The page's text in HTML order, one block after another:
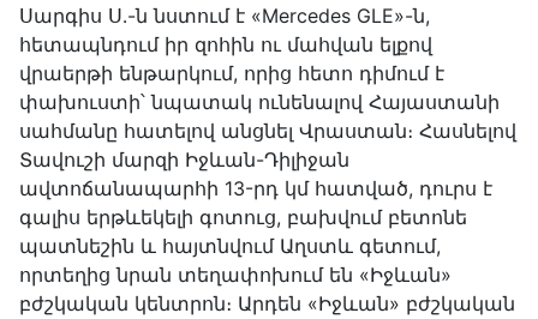
Սարգիս Ս․-ն նստում է «Mercedes GLE»-ն,
հետապնդում իր զոհին ու մահվան ելքով
վրաերթի ենթարկում, որից հետո դիմում է
փախուստի՝ նպատակ ունենալով Հայաստանի
սահմանը հատելով անցնել Վրաստան։ Հասնելով
Տավուշի մարզի Իջևան-Դիլիջան
ավտոճանապարհի 13-րդ կմ հատված, դուրս է
գալիս երթևեկելի գոտուց, բախվում բետոնե
պատնեշին և հայտնվում Աղստև գետում,
որտեղից նրան տեղափոխում են «Իջևան»
բժշկական կենտրոն։ Արդեն «Իջևան» բժշկական